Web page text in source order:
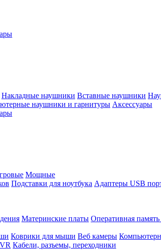
Накладные наушники Вставные наушники
наушники и гарнитуры Аксессуары
Мощные
Подставки для ноутбука Адаптеры USB
Материнские платы Оперативная
Коврики для мыши Веб камеры
Кабели, разъемы, переходники